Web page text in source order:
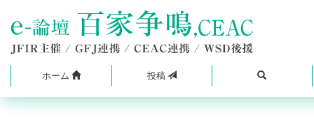
ホーム 投稿